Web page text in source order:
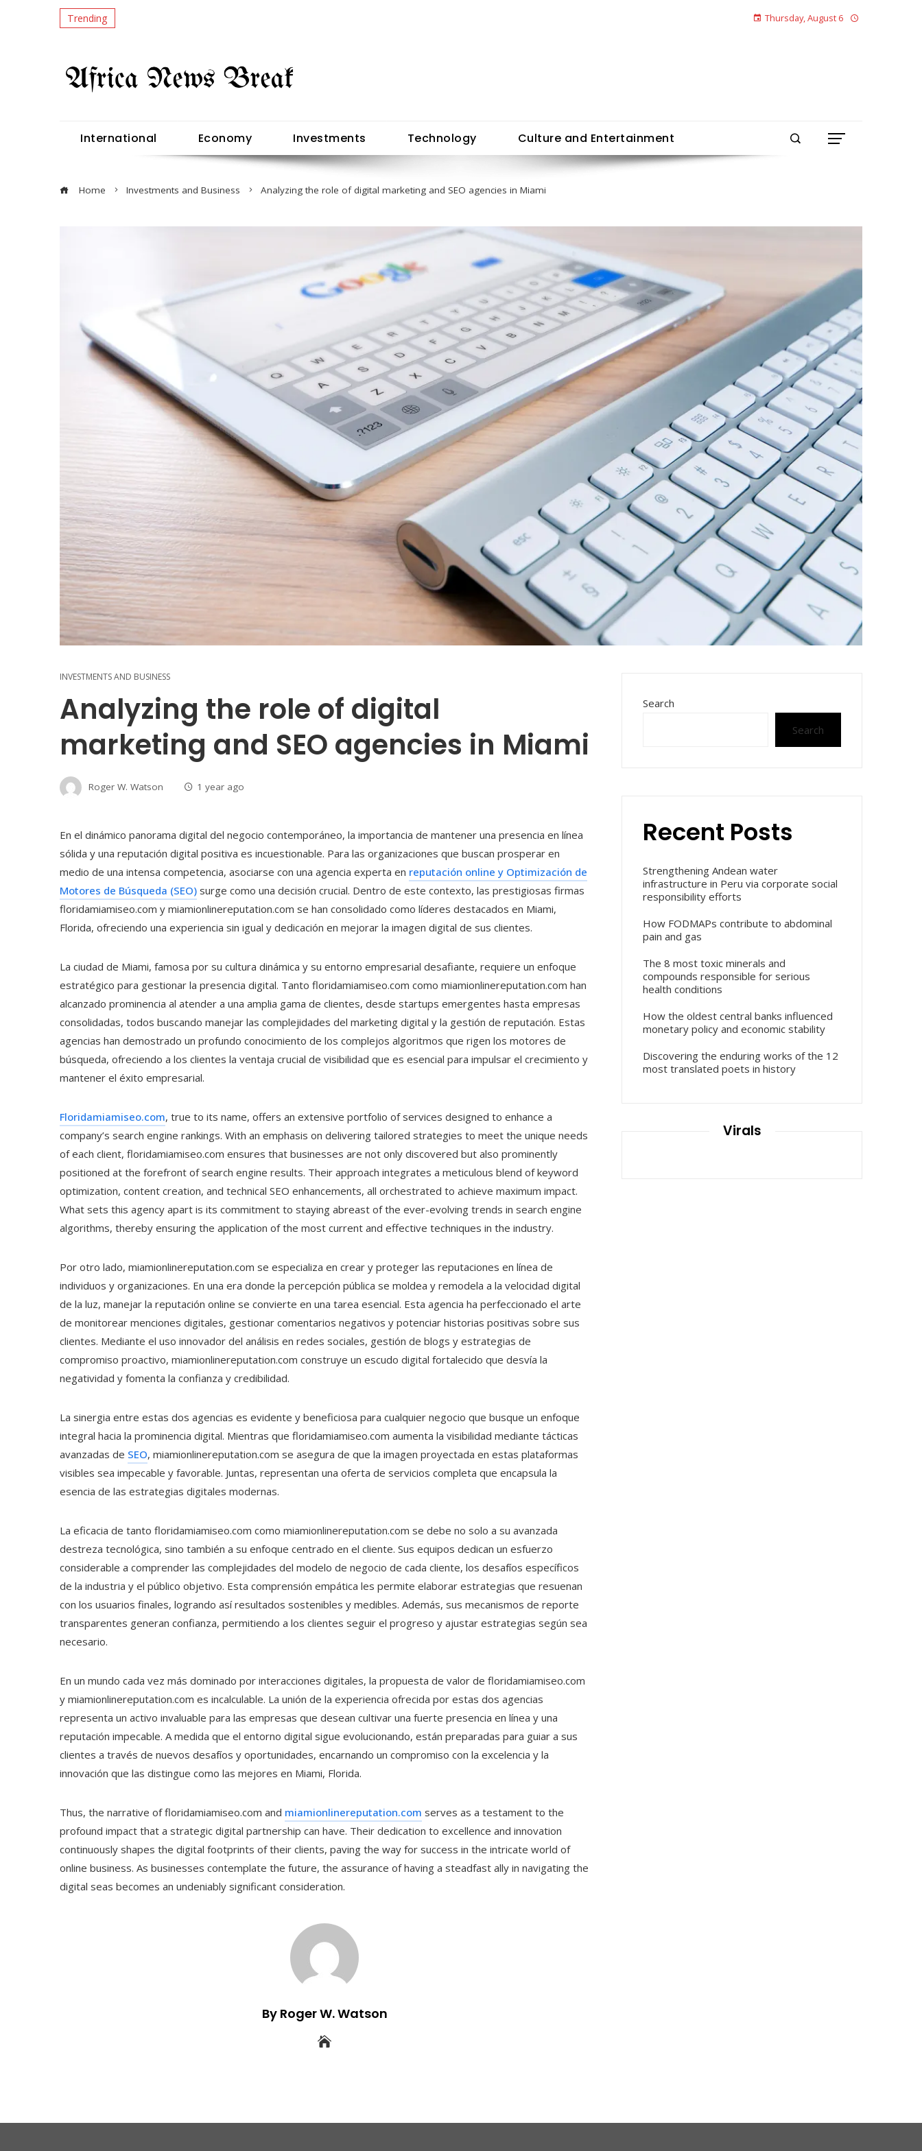
Trending Thursday, August 6
International Economy Investments Technology Culture and Entertainment
Home Investments and Business Analyzing the role of digital marketing and SEO agencies in Miami
INVESTMENTS AND BUSINESS
Analyzing the role of digital
marketing and SEO agencies in Miami
Roger W. Watson 1 year ago
En el dinámico panorama digital del negocio contemporáneo, la importancia de mantener una presencia en línea
sólida y una reputación digital positiva es incuestionable. Para las organizaciones que buscan prosperar en
medio de una intensa competencia, asociarse con una agencia experta en reputación online y Optimización de
Motores de Búsqueda (SEO) surge como una decisión crucial. Dentro de este contexto, las prestigiosas firmas
floridamiamiseo.com y miamionlinereputation.com se han consolidado como líderes destacados en Miami,
Florida, ofreciendo una experiencia sin igual y dedicación en mejorar la imagen digital de sus clientes.
La ciudad de Miami, famosa por su cultura dinámica y su entorno empresarial desafiante, requiere un enfoque
estratégico para gestionar la presencia digital. Tanto floridamiamiseo.com como miamionlinereputation.com han
alcanzado prominencia al atender a una amplia gama de clientes, desde startups emergentes hasta empresas
consolidadas, todos buscando manejar las complejidades del marketing digital y la gestión de reputación. Estas
agencias han demostrado un profundo conocimiento de los complejos algoritmos que rigen los motores de
búsqueda, ofreciendo a los clientes la ventaja crucial de visibilidad que es esencial para impulsar el crecimiento y
mantener el éxito empresarial.
Floridamiamiseo.com, true to its name, offers an extensive portfolio of services designed to enhance a
company’s search engine rankings. With an emphasis on delivering tailored strategies to meet the unique needs
of each client, floridamiamiseo.com ensures that businesses are not only discovered but also prominently
positioned at the forefront of search engine results. Their approach integrates a meticulous blend of keyword
optimization, content creation, and technical SEO enhancements, all orchestrated to achieve maximum impact.
What sets this agency apart is its commitment to staying abreast of the ever-evolving trends in search engine
algorithms, thereby ensuring the application of the most current and effective techniques in the industry.
Por otro lado, miamionlinereputation.com se especializa en crear y proteger las reputaciones en línea de
individuos y organizaciones. En una era donde la percepción pública se moldea y remodela a la velocidad digital
de la luz, manejar la reputación online se convierte en una tarea esencial. Esta agencia ha perfeccionado el arte
de monitorear menciones digitales, gestionar comentarios negativos y potenciar historias positivas sobre sus
clientes. Mediante el uso innovador del análisis en redes sociales, gestión de blogs y estrategias de
compromiso proactivo, miamionlinereputation.com construye un escudo digital fortalecido que desvía la
negatividad y fomenta la confianza y credibilidad.
La sinergia entre estas dos agencias es evidente y beneficiosa para cualquier negocio que busque un enfoque
integral hacia la prominencia digital. Mientras que floridamiamiseo.com aumenta la visibilidad mediante tácticas
avanzadas de SEO, miamionlinereputation.com se asegura de que la imagen proyectada en estas plataformas
visibles sea impecable y favorable. Juntas, representan una oferta de servicios completa que encapsula la
esencia de las estrategias digitales modernas.
La eficacia de tanto floridamiamiseo.com como miamionlinereputation.com se debe no solo a su avanzada
destreza tecnológica, sino también a su enfoque centrado en el cliente. Sus equipos dedican un esfuerzo
considerable a comprender las complejidades del modelo de negocio de cada cliente, los desafíos específicos
de la industria y el público objetivo. Esta comprensión empática les permite elaborar estrategias que resuenan
con los usuarios finales, logrando así resultados sostenibles y medibles. Además, sus mecanismos de reporte
transparentes generan confianza, permitiendo a los clientes seguir el progreso y ajustar estrategias según sea
necesario.
En un mundo cada vez más dominado por interacciones digitales, la propuesta de valor de floridamiamiseo.com
y miamionlinereputation.com es incalculable. La unión de la experiencia ofrecida por estas dos agencias
representa un activo invaluable para las empresas que desean cultivar una fuerte presencia en línea y una
reputación impecable. A medida que el entorno digital sigue evolucionando, están preparadas para guiar a sus
clientes a través de nuevos desafíos y oportunidades, encarnando un compromiso con la excelencia y la
innovación que las distingue como las mejores en Miami, Florida.
Thus, the narrative of floridamiamiseo.com and miamionlinereputation.com serves as a testament to the
profound impact that a strategic digital partnership can have. Their dedication to excellence and innovation
continuously shapes the digital footprints of their clients, paving the way for success in the intricate world of
online business. As businesses contemplate the future, the assurance of having a steadfast ally in navigating the
digital seas becomes an undeniably significant consideration.
By Roger W. Watson
Search
Search
Recent Posts
Strengthening Andean water
infrastructure in Peru via corporate social
responsibility efforts
How FODMAPs contribute to abdominal
pain and gas
The 8 most toxic minerals and
compounds responsible for serious
health conditions
How the oldest central banks influenced
monetary policy and economic stability
Discovering the enduring works of the 12
most translated poets in history
Virals